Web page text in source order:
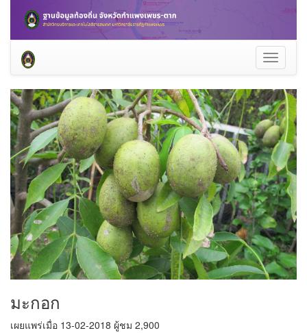
Toggle
มะกอก
เผยแพร่เมื่อ 13-02-2018 ผู้ชม 2,900